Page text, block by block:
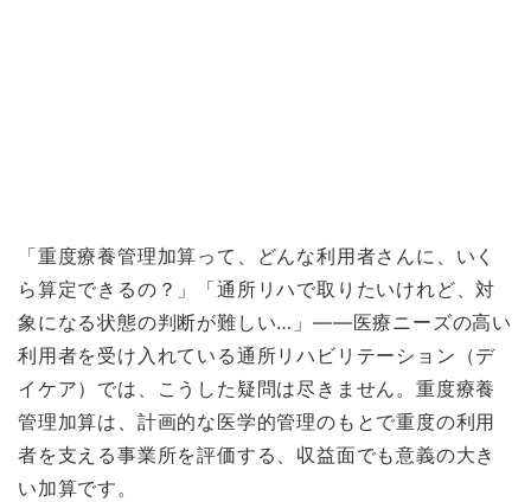
「重度療養管理加算って、どんな利用者さんに、いく
ら算定できるの？」「通所リハで取りたいけれど、対
象になる状態の判断が難しい…」——医療ニーズの高い
利用者を受け入れている通所リハビリテーション（デ
イケア）では、こうした疑問は尽きません。重度療養
管理加算は、計画的な医学的管理のもとで重度の利用
者を支える事業所を評価する、収益面でも意義の大き
い加算です。